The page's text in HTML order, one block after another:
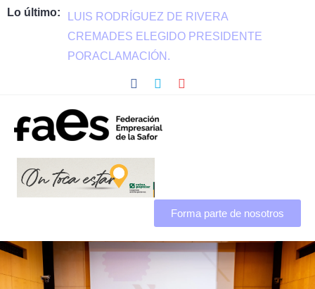
Lo último:
LUIS RODRÍGUEZ DE RIVERA
CREMADES ELEGIDO PRESIDENTE
PORACLAMACIÓN.
Forma parte de nosotros